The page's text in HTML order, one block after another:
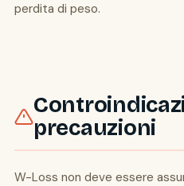
perdita di peso.
precauzioni
W-Loss non deve essere